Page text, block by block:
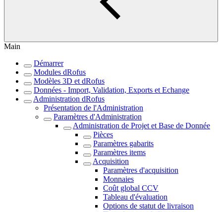
Main
Démarrer
Modules dRofus
Modèles 3D et dRofus
Données - Import, Validation, Exports et Echange
Administration dRofus
Présentation de l'Administration
Paramètres d'Administration
Administration de Projet et Base de Donnée
Pièces
Paramètres gabarits
Paramètres items
Acquisition
Paramètres d'acquisition
Monnaies
Coût global CCV
Tableau d'évaluation
Options de statut de livraison